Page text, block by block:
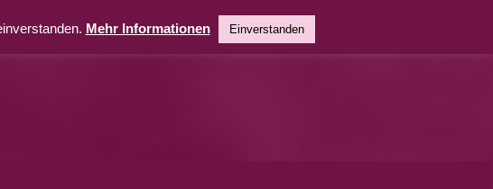
Mehr Informationen Einverstanden